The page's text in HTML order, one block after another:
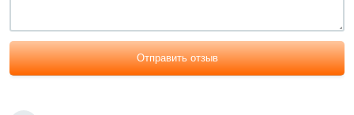
Отправить отзыв